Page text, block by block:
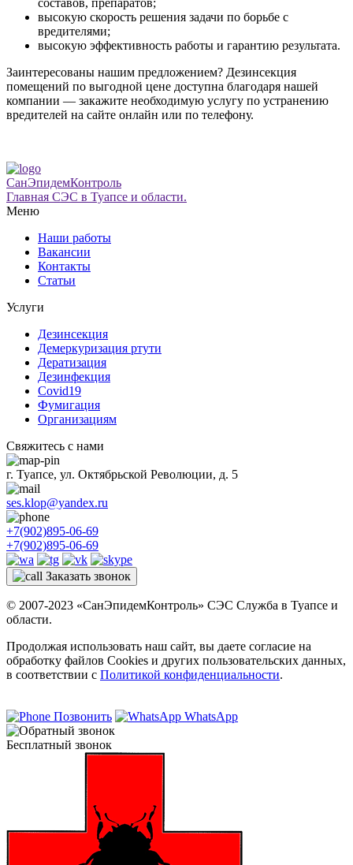
высокую скорость решения задачи по борьбе с
вредителями;
высокую эффективность работы и гарантию результата.
Заинтересованы нашим предложением? Дезинсекция
помещений по выгодной цене доступна благодаря нашей
компании — закажите необходимую услугу по устранению
вредителей на сайте онлайн или по телефону.
СанЭпидемКонтроль
Главная СЭС в Туапсе и области.
Меню
Наши работы
Вакансии
Контакты
Статьи
Услуги
Дезинсекция
Демеркуризация ртути
Дератизация
Дезинфекция
Covid19
Фумигация
Организациям
Свяжитесь с нами
г. Туапсе, ул. Октябрьской Революции, д. 5
ses.klop@yandex.ru
+7(902)895-06-69
+7(902)895-06-69
Заказать звонок
© 2007-2023 «СанЭпидемКонтроль» СЭС Служба в Туапсе и
области.
Продолжая использовать наш сайт, вы даете согласие на
обработку файлов Cookies и других пользовательских данных,
в соответствии с Политикой конфиденциальности.
Позвонить WhatsApp
Бесплатный звонок